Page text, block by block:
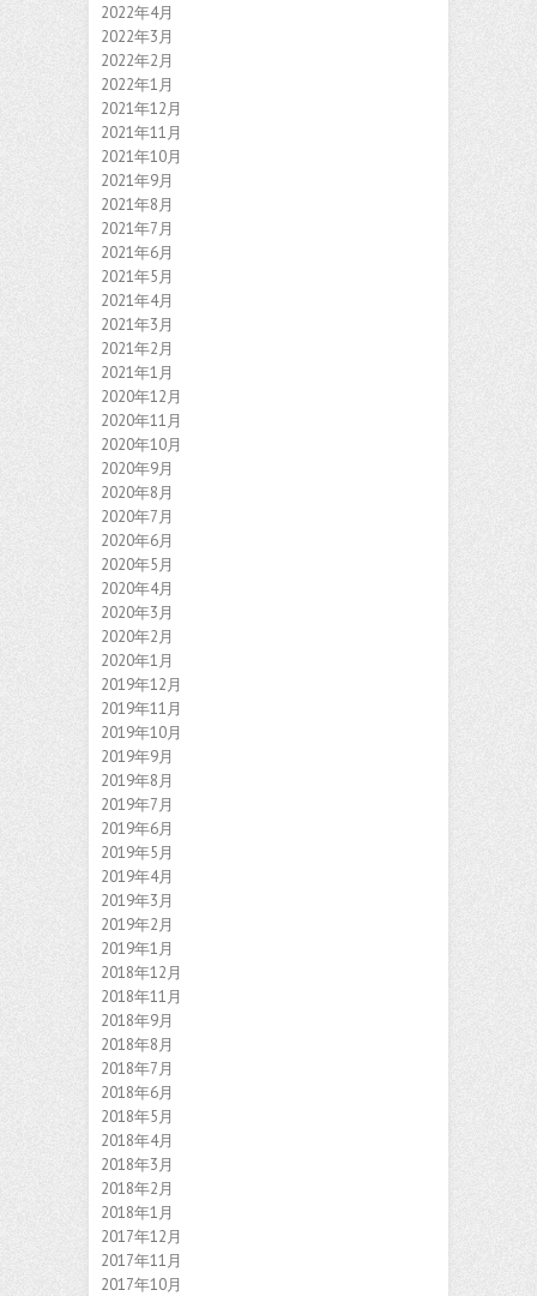
2022年4月
2022年3月
2022年2月
2022年1月
2021年12月
2021年11月
2021年10月
2021年9月
2021年8月
2021年7月
2021年6月
2021年5月
2021年4月
2021年3月
2021年2月
2021年1月
2020年12月
2020年11月
2020年10月
2020年9月
2020年8月
2020年7月
2020年6月
2020年5月
2020年4月
2020年3月
2020年2月
2020年1月
2019年12月
2019年11月
2019年10月
2019年9月
2019年8月
2019年7月
2019年6月
2019年5月
2019年4月
2019年3月
2019年2月
2019年1月
2018年12月
2018年11月
2018年9月
2018年8月
2018年7月
2018年6月
2018年5月
2018年4月
2018年3月
2018年2月
2018年1月
2017年12月
2017年11月
2017年10月